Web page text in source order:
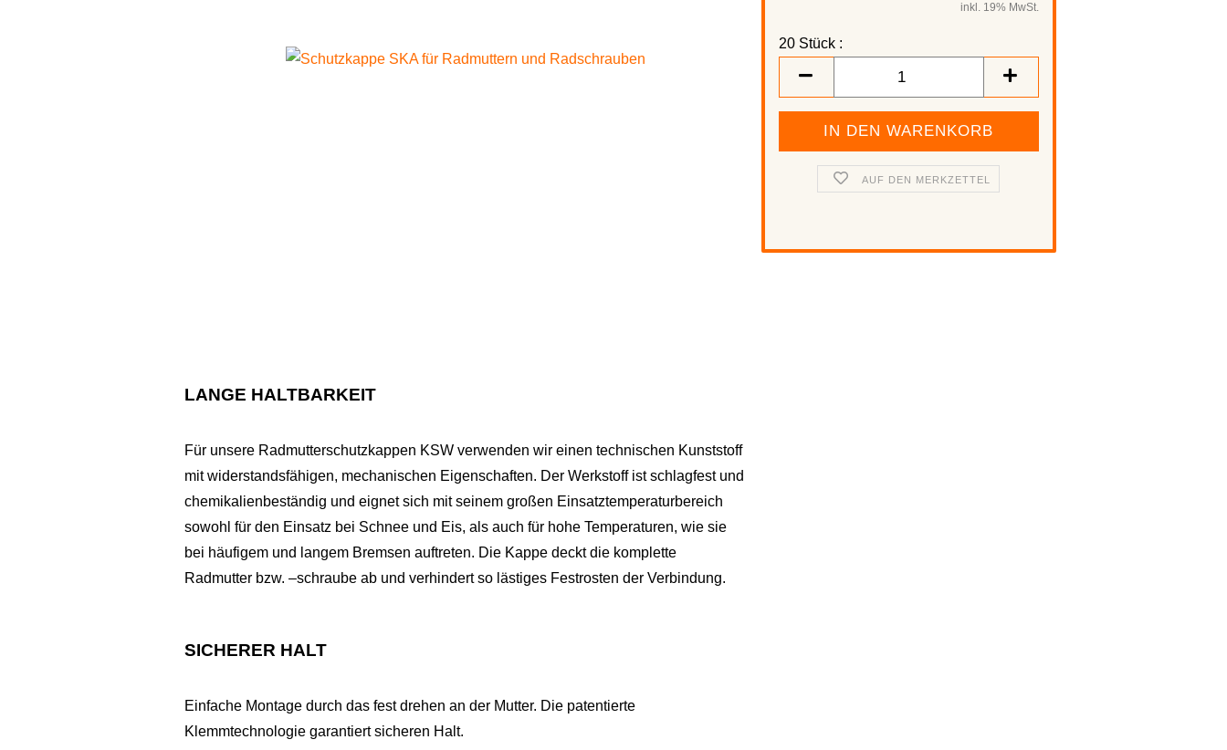
inkl. 19% MwSt.
20 Stück :
Stück
AUF DEN MERKZETTEL
LANGE HALTBARKEIT
Für unsere Radmutterschutzkappen KSW verwenden wir einen technischen Kunststoff
mit widerstandsfähigen, mechanischen Eigenschaften. Der Werkstoff ist schlagfest und
chemikalienbeständig und eignet sich mit seinem großen Einsatztemperatur­bereich
sowohl für den Einsatz bei Schnee und Eis, als auch für hohe Temperaturen, wie sie
bei häufigem und langem Bremsen auftreten. Die Kappe deckt die komplette
Radmutter bzw. –schraube ab und verhindert so lästiges Festrosten der Verbindung.
SICHERER HALT
Einfache Montage durch das fest drehen an der Mutter. Die patentierte
Klemmtechnologie garantiert sicheren Halt.